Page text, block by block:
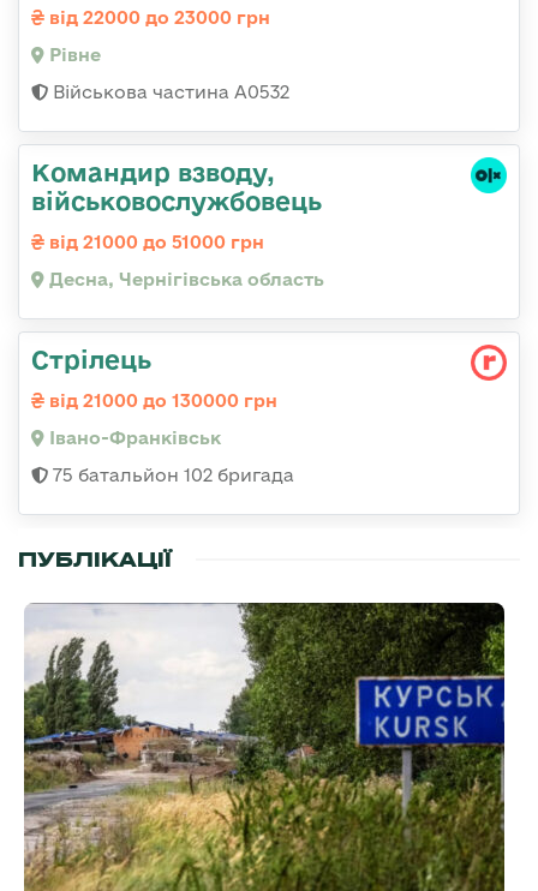
від 22000 до 23000 грн
Рівне
Військова частина А0532
Командир взводу,
військовослужбовець
від 21000 до 51000 грн
Десна, Чернігівська область
Стрілець
від 21000 до 130000 грн
Івано-Франківськ
75 батальйон 102 бригада
ПУБЛІКАЦІЇ